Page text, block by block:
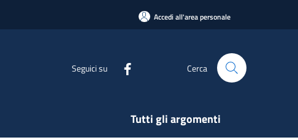
Accedi all'area personale
Seguici su Cerca
Tutti gli argomenti